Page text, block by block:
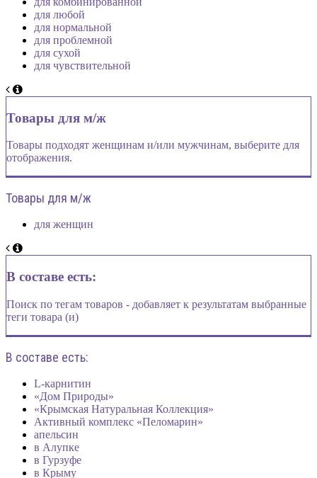
для любой
для нормальной
для проблемной
для сухой
для чувствительной
Товары для м/ж
Товары подходят женщинам и/или мужчинам, выберите для
отображения.
Товары для м/ж
для женщин
В составе есть:
Поиск по тегам товаров - добавляет к результатам выбранные
теги товара (и)
В составе есть:
L-карнитин
«Дом Природы»
«Крымская Натуральная Коллекция»
Активный комплекс «Пеломарин»
апельсин
в Алупке
в Гурзуфе
в Крыму